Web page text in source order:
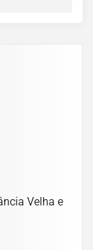
Velha e